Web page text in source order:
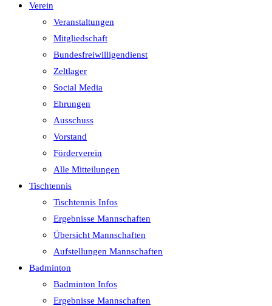
Verein
Veranstaltungen
Mitgliedschaft
Bundesfreiwilligendienst
Zeltlager
Social Media
Ehrungen
Ausschuss
Vorstand
Förderverein
Alle Mitteilungen
Tischtennis
Tischtennis Infos
Ergebnisse Mannschaften
Übersicht Mannschaften
Aufstellungen Mannschaften
Badminton
Badminton Infos
Ergebnisse Mannschaften